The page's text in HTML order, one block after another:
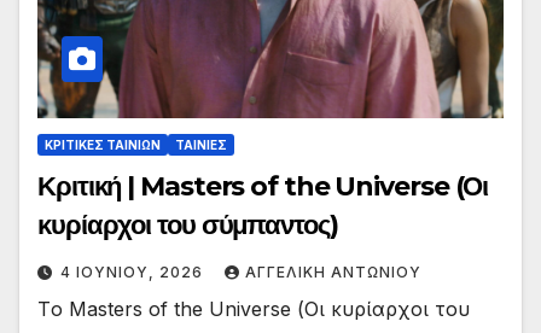
ΚΡΙΤΙΚΕΣ ΤΑΙΝΙΩΝ ΤΑΙΝΙΕΣ
Κριτική | Masters of the Universe (Οι
κυρίαρχοι του σύμπαντος)
4 ΙΟΥΝΊΟΥ, 2026 ΑΓΓΕΛΙΚΉ ΑΝΤΩΝΊΟΥ
Tο Masters of the Universe (Οι κυρίαρχοι του